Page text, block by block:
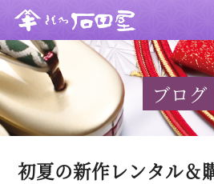
ブログ
初夏の新作レンタル＆